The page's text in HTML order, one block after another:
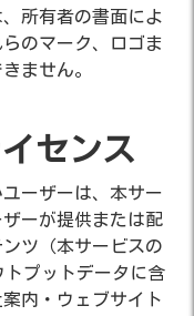
所有者の書面によ
のマーク、ロゴま
ません。
センス
ーザーは、本サー
ーが提供または配
ツ（本サービスの
トプットデータに含
内・ウェブサイト